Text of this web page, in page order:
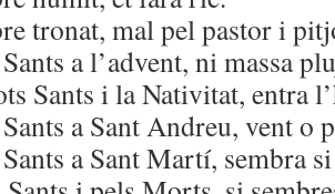
tronat, mal pel pastor i
a l’advent, ni massa
Sants i la Nativitat, entra
a Sant Andreu, vent o
a Sant Martí, sembra